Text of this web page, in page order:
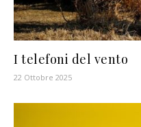
I telefoni del vento
22 Ottobre 2025